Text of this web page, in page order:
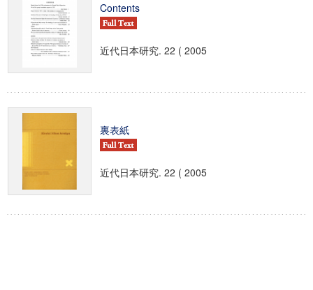
Contents
近代日本研究. 22 ( 2005
裏表紙
近代日本研究. 22 ( 2005